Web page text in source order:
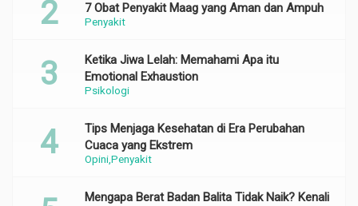
Penyakit
7 Obat Penyakit Maag yang Aman dan Ampuh
Psikologi
Ketika Jiwa Lelah: Memahami Apa itu
Emotional Exhaustion
OpiniPenyakit
Tips Menjaga Kesehatan di Era Perubahan
Cuaca yang Ekstrem
Mengapa Berat Badan Balita Tidak Naik? Kenali